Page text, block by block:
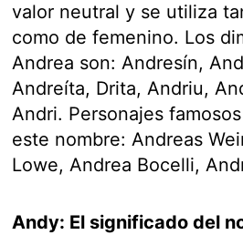
valor neutral y se utiliza
como de femenino. Los
Andrea son: Andresín,
Andreíta, Drita, Andriu,
Andri. Personajes
este nombre: Andreas
Lowe, Andrea Bocelli,
Andy: El significado del